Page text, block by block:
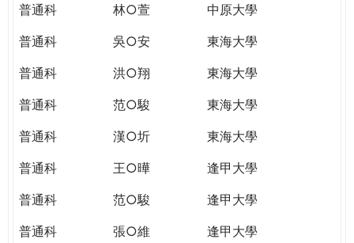
普通科
林○萱
中原大學
普通科
吳○安
東海大學
普通科
洪○翔
東海大學
普通科
范○駿
東海大學
普通科
漢○圻
東海大學
普通科
王○曄
逢甲大學
普通科
范○駿
逢甲大學
普通科
張○維
逢甲大學